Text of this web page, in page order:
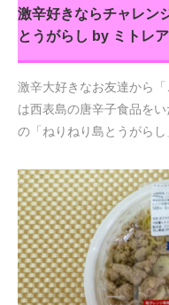
激辛好きならチャレン
とうがらし by ミトレ
激辛大好きなお友達から
は西表島の唐辛子食品を
の「ねりねり島とうがら